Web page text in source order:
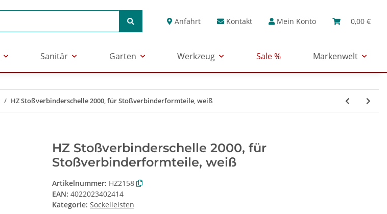
Anfahrt Kontakt Mein Konto 0,00 €
Sanitär Garten Werkzeug Sale % Markenwelt
HZ Stoßverbinderschelle 2000, für Stoßverbinderformteile, weiß
HZ Stoßverbinderschelle 2000, für
Stoßverbinderformteile, weiß
Artikelnummer: HZ2158
EAN: 4022023402414
Kategorie: Sockelleisten